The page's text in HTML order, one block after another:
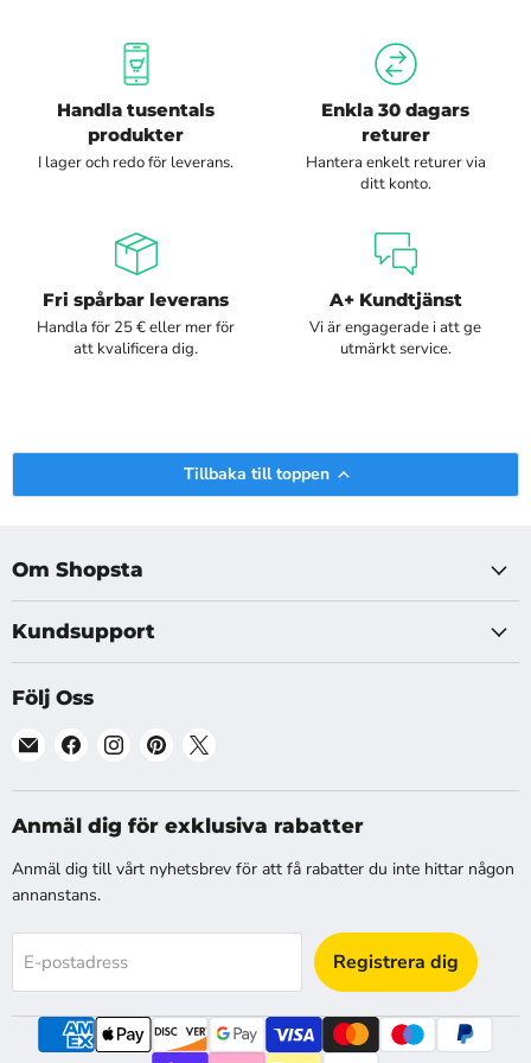
Handla tusentals
produkter
I lager och redo för leverans.
Enkla 30 dagars
returer
Hantera enkelt returer via
ditt konto.
Fri spårbar leverans
Handla för 25 € eller mer för
att kvalificera dig.
A+ Kundtjänst
Vi är engagerade i att ge
utmärkt service.
Tillbaka till toppen
Om Shopsta
Kundsupport
Följ Oss
Hitta
på
E-
Hitta
på
Facebook
Hitta
på
Instagram
Hitta
på
Pinterest
på
X
Anmäl dig för exklusiva rabatter
Anmäl dig till vårt nyhetsbrev för att få rabatter du inte hittar någon
annanstans.
E-postadress Registrera dig